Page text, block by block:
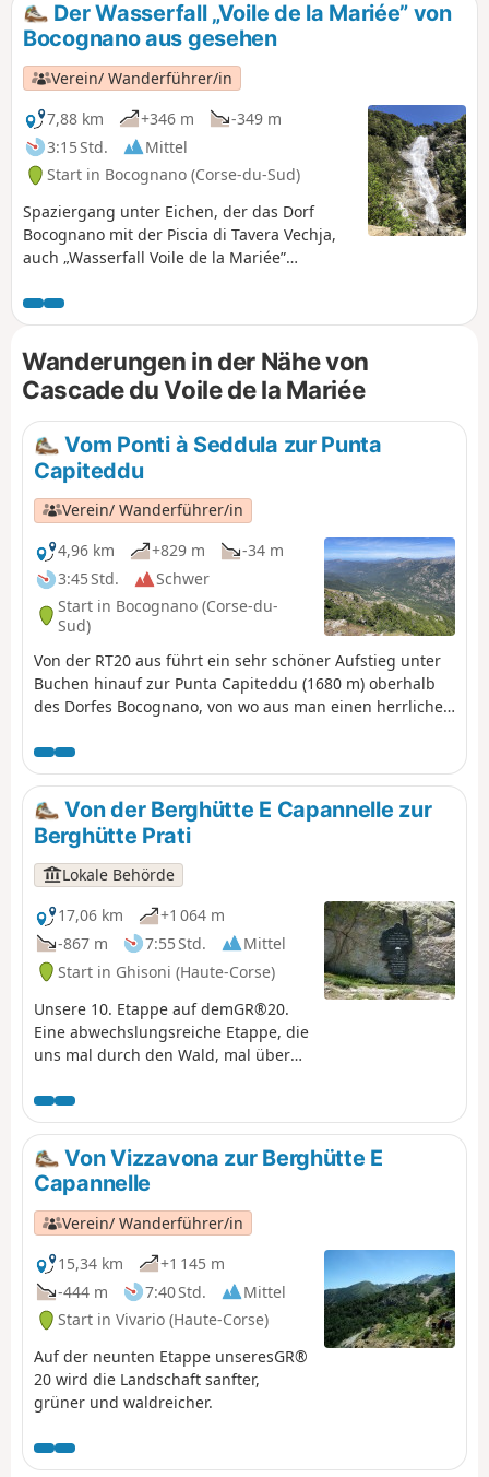
Der Wasserfall „Voile de la Mariée” von
Bocognano aus gesehen
Verein/ Wanderführer/in
7,88 km
+346 m
-349 m
3:15 Std.
Mittel
Start in Bocognano (Corse-du-Sud)
Spaziergang unter Eichen, der das Dorf
Bocognano mit der Piscia di Tavera Vechja,
auch „Wasserfall Voile de la Mariée”
Wanderungen in der Nähe von
Cascade du Voile de la Mariée
Vom Ponti à Seddula zur Punta
Capiteddu
Verein/ Wanderführer/in
4,96 km
+829 m
-34 m
3:45 Std.
Schwer
Start in Bocognano (Corse-du-
Sud)
Von der RT20 aus führt ein sehr schöner Aufstieg unter
Buchen hinauf zur Punta Capiteddu (1680 m) oberhalb
des Dorfes Bocognano, von wo aus man einen herrlichen
Vizzavona genießen kann.
Von der Berghütte E Capannelle zur
Berghütte Prati
Lokale Behörde
17,06 km
+1 064 m
-867 m
7:55 Std.
Mittel
Start in Ghisoni (Haute-Corse)
Unsere 10. Etappe auf demGR®20.
Eine abwechslungsreiche Etappe, die
uns mal durch den Wald, mal über
Von Vizzavona zur Berghütte E
Capannelle
Verein/ Wanderführer/in
15,34 km
+1 145 m
-444 m
7:40 Std.
Mittel
Start in Vivario (Haute-Corse)
Auf der neunten Etappe unseresGR®
20 wird die Landschaft sanfter,
grüner und waldreicher.